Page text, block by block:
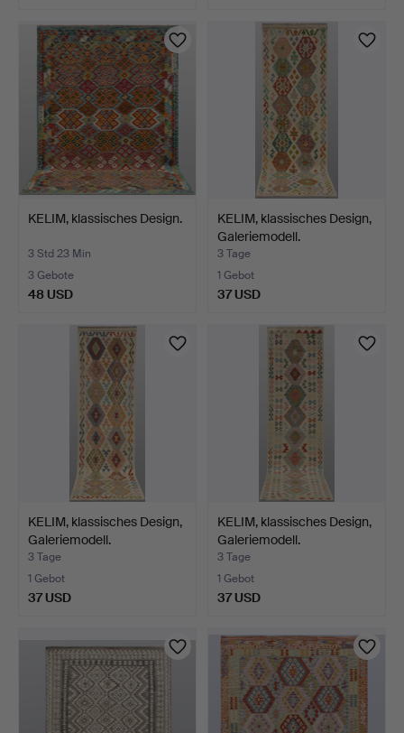
KELIM, klassisches Design.
3 Std 23 Min
3 Gebote
48 USD
KELIM, klassisches Design,
Galeriemodell.
3 Tage
1 Gebot
37 USD
KELIM, klassisches Design,
Galeriemodell.
3 Tage
1 Gebot
37 USD
KELIM, klassisches Design,
Galeriemodell.
3 Tage
1 Gebot
37 USD